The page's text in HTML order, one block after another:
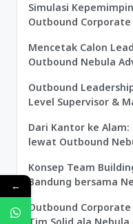
Simulasi
Outbound
Mencetak Calon
Outbound Nebula
Outbound
Level Supervisor &
Dari Kantor ke
lewat Outbound
Konsep Team
Bandung bersama
Outbound
←